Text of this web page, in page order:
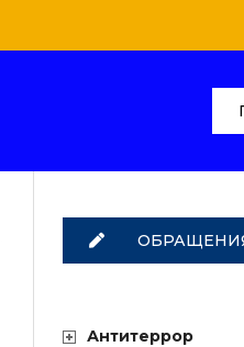
Антитеррор